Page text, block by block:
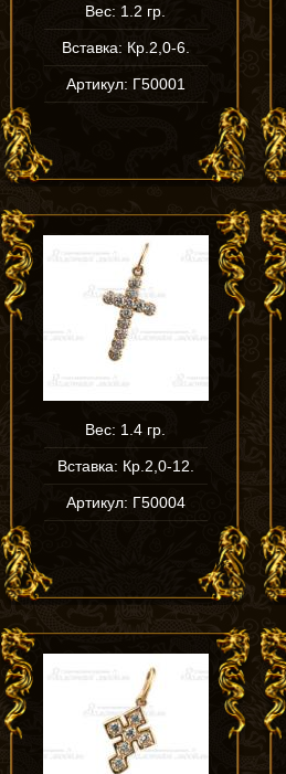
Вес: 1.2 гр.
Вставка: Кр.2,0-6.
Артикул: Г50001
Вес: 1.4 гр.
Вставка: Кр.2,0-12.
Артикул: Г50004